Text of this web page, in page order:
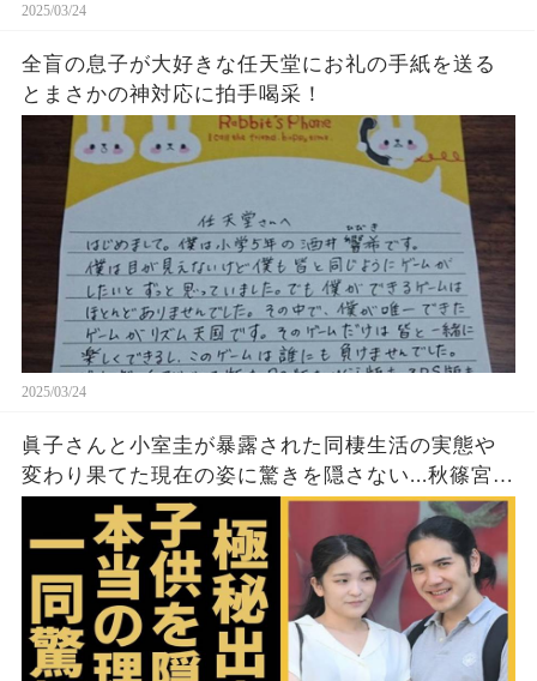
2025/03/24
全盲の息子が大好きな任天堂にお礼の手紙を送る
とまさかの神対応に拍手喝采！
2025/03/24
眞子さんと小室圭が暴露された同棲生活の実態や
変わり果てた現在の姿に驚きを隠さない...秋篠宮家
の長女がアメリカで極秘出産の真相や暴露された
ヤバいO癖に言葉を失う...